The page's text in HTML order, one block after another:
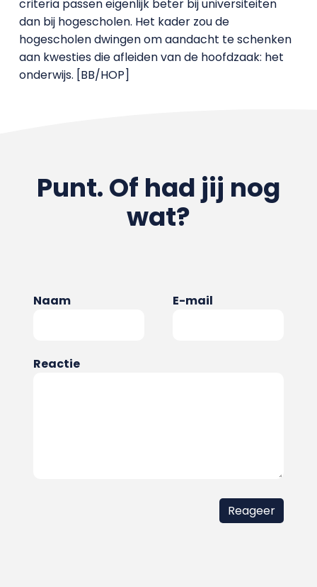
criteria passen eigenlijk beter bij universiteiten
dan bij hogescholen. Het kader zou de
hogescholen dwingen om aandacht te schenken
aan kwesties die afleiden van de hoofdzaak: het
onderwijs. [BB/HOP]
Punt. Of had jij nog
wat?
Naam E-mail
Reactie